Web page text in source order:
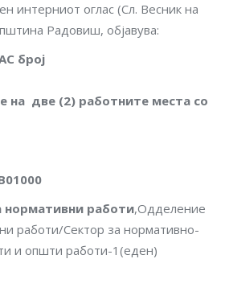
интерниот оглас (Сл. Весник на
Радовиш, објавува:
број
на две (2) работните места со
нормативни работи,Одделение
работи/Сектор за нормативно-
и општи работи-1(еден)